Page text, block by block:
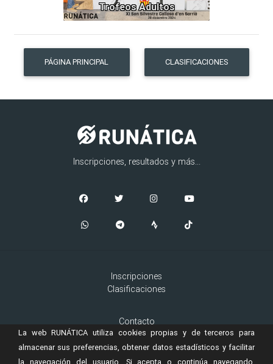
Trofeos Adultos
PÁGINA PRINCIPAL CLASIFICACIONES
Inscripciones, resultados y más...
Inscripciones
Clasificaciones
Contacto
Aviso Legal
Cookies
La web RUNÁTICA utiliza cookies propias y de terceros para
almacenar sus preferencias, obtener datos estadísticos y facilitar